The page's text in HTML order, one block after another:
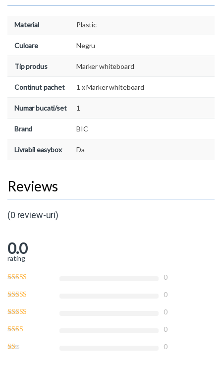
Material Plastic
Culoare Negru
Tip produs Marker whiteboard
Continut pachet 1 x Marker whiteboard
Numar bucati/set 1
Brand BIC
Livrabil easybox Da
(0 review-uri)
0.0
rating
0
0
0
0
0